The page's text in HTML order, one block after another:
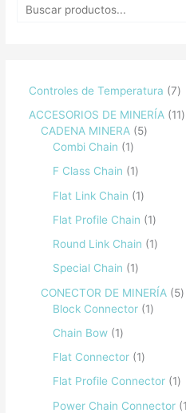
Controles de Temperatura
7
ACCESORIOS DE MINERÍA
11
CADENA MINERA
5
Combi Chain
1
F Class Chain
1
Flat Link Chain
1
Flat Profile Chain
1
Round Link Chain
1
Special Chain
1
CONECTOR DE MINERÍA
5
Block Connector
1
Chain Bow
1
Flat Connector
1
Flat Profile Connector
1
Power Chain Connector
1